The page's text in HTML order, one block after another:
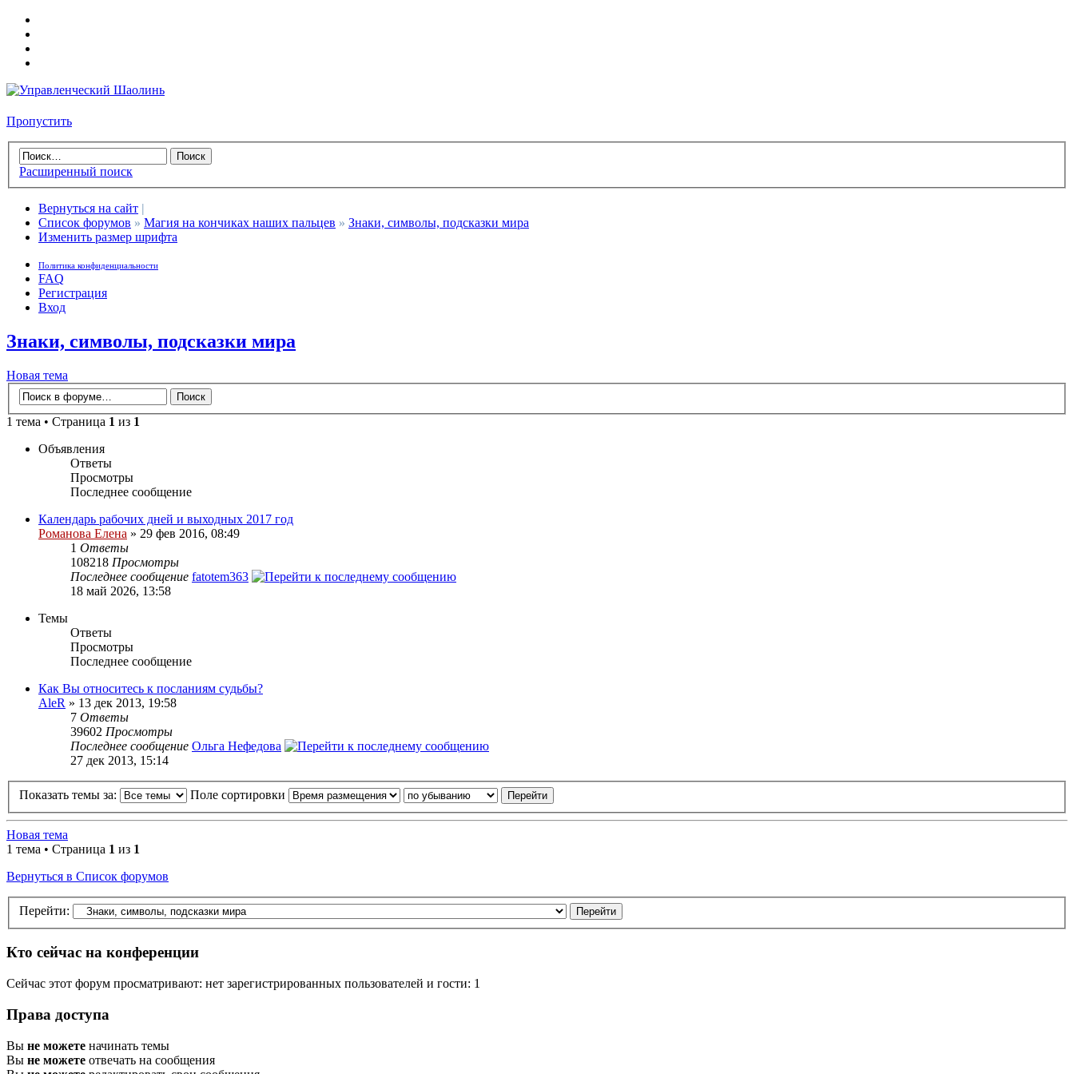
Пропустить
Расширенный поиск
Вернуться на сайт |
Список форумов » Магия на кончиках наших пальцев » Знаки, символы, подсказки мира
Изменить размер шрифта
Политика конфиденциальности
FAQ
Регистрация
Вход
Знаки, символы, подсказки мира
Новая тема
1 тема • Страница 1 из 1
Объявления
Ответы
Просмотры
Последнее сообщение
Календарь рабочих дней и выходных 2017 год
Романова Елена » 29 фев 2016, 08:49
1 Ответы
108218 Просмотры
Последнее сообщение fatotem363
18 май 2026, 13:58
Темы
Ответы
Просмотры
Последнее сообщение
Как Вы относитесь к посланиям судьбы?
AleR » 13 дек 2013, 19:58
7 Ответы
39602 Просмотры
Последнее сообщение Ольга Нефедова
27 дек 2013, 15:14
Показать темы за: Поле сортировки
Новая тема
1 тема • Страница 1 из 1
Вернуться в Список форумов
Перейти:
Кто сейчас на конференции
Сейчас этот форум просматривают: нет зарегистрированных пользователей и гости: 1
Права доступа
Вы не можете начинать темы
Вы не можете отвечать на сообщения